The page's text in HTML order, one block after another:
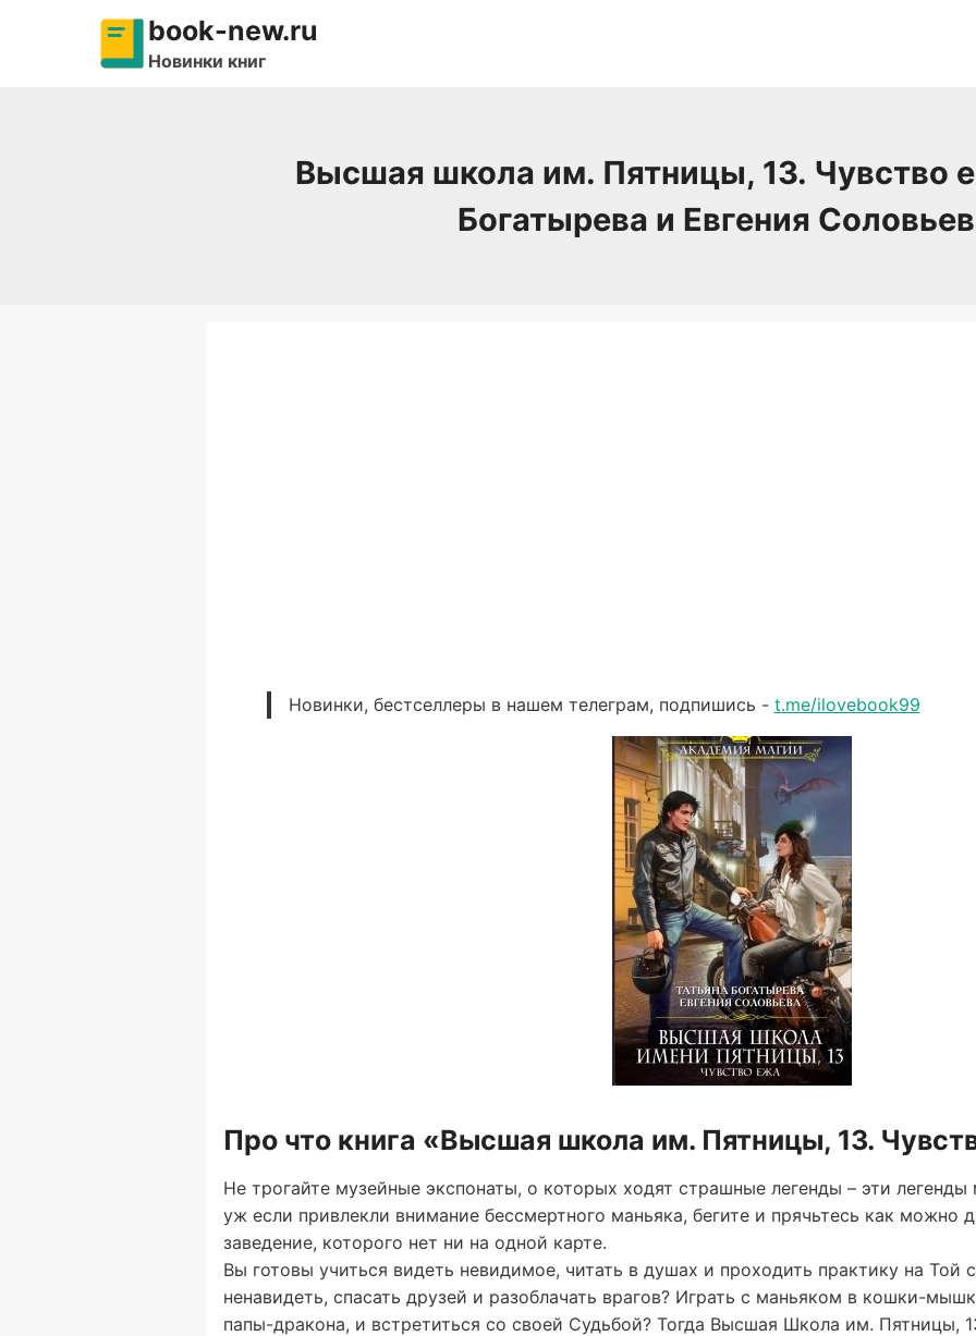
содержимому
book-new.ru
Новинки книг
Высшая школа им. Пятницы, 13. Чувство
Богатырева и Евгения
Новинки, бестселлеры в нашем телеграм, подпишись - t.me/ilovebook99
Про что книга «Высшая школа им. Пятницы, 13.
Не трогайте музейные экспонаты, о которых ходят страшные легенды – эти легенды
уж если привлекли внимание бессмертного маньяка, бегите и прячьтесь как можно
заведение, которого нет ни на одной карте.
Вы готовы учиться видеть невидимое, читать в душах и проходить практику на Той
ненавидеть, спасать друзей и разоблачать врагов? Играть с маньяком в кошки-
папы-дракона, и встретиться со своей Судьбой? Тогда Высшая Школа им. Пятницы,